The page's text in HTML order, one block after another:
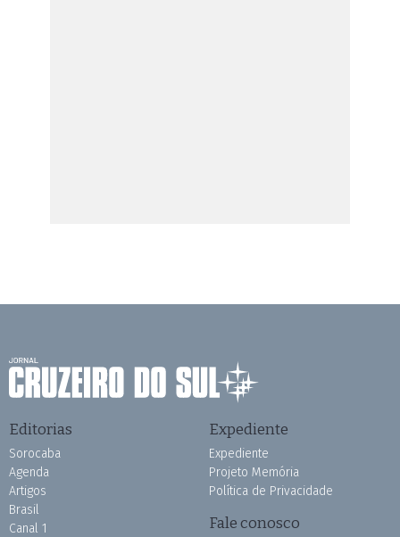
Editorias
Sorocaba
Agenda
Artigos
Brasil
Canal 1
Expediente
Expediente
Projeto Memória
Política de Privacidade
Fale conosco